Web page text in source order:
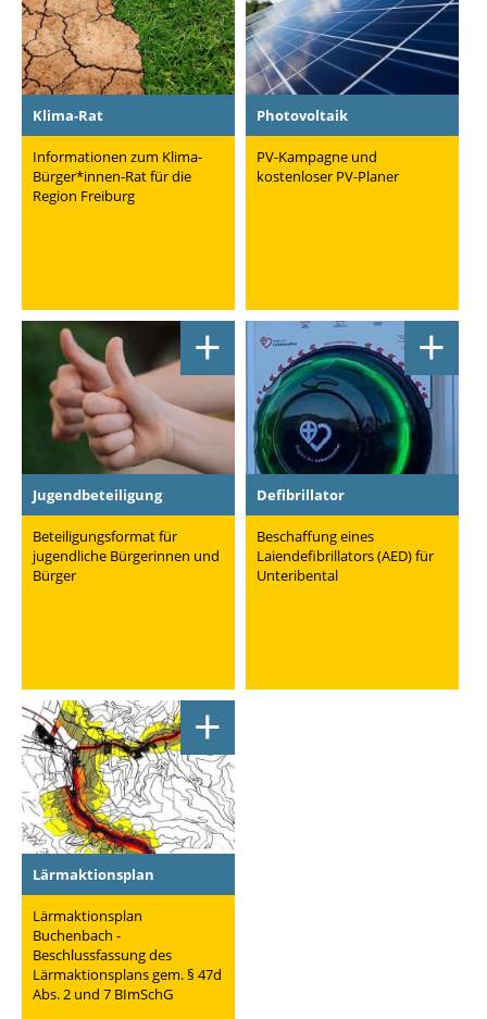
Klima-Rat
Informationen zum Klima-
Bürger*innen-Rat für die
Region Freiburg
Photovoltaik
PV-Kampagne und
kostenloser PV-Planer
+
Jugendbeteiligung
Beteiligungsformat für
jugendliche Bürgerinnen und
Bürger
+
Defibrillator
Beschaffung eines
Laiendefibrillators (AED) für
Unteribental
+
Lärmaktionsplan
Lärmaktionsplan
Buchenbach -
Beschlussfassung des
Lärmaktionsplans gem. § 47d
Abs. 2 und 7 BImSchG